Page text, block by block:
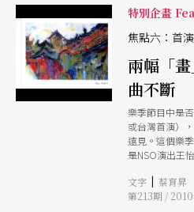
特別企畫
焦點六：首
兩幅「
曲不斷
樂季節目中是
或台灣首演）
遠見。這個樂
是NSO演出王
樂季中依然推
沛能量。
文字 | 蔡育昇
第213期 /